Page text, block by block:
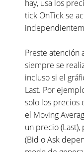
hay, usa los
tick OnTick se
Preste atención
siempre se
incluso si el
Last. Por
solo los precios
el Moving
un precio
(Bid o Ask